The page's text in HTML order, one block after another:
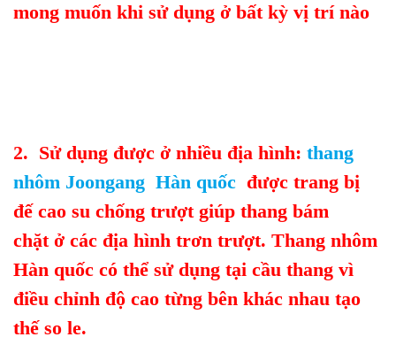
mong muốn khi sử dụng ở bất kỳ vị trí nào
2. Sử dụng được ở nhiều địa hình: thang
nhôm Joongang Hàn quốc được trang bị
đế cao su chống trượt giúp thang bám
chặt ở các địa hình trơn trượt. Thang nhôm
Hàn quốc có thể sử dụng tại cầu thang vì
điều chỉnh độ cao từng bên khác nhau tạo
thế so le.